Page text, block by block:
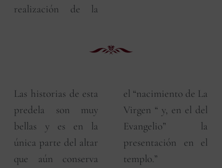
realización de la
Las historias de esta
predela son muy
bellas y es en la
única parte del altar
que aún conserva
el “nacimiento de La
Virgen “ y, en el del
Evangelio” la
presentación en el
templo.”